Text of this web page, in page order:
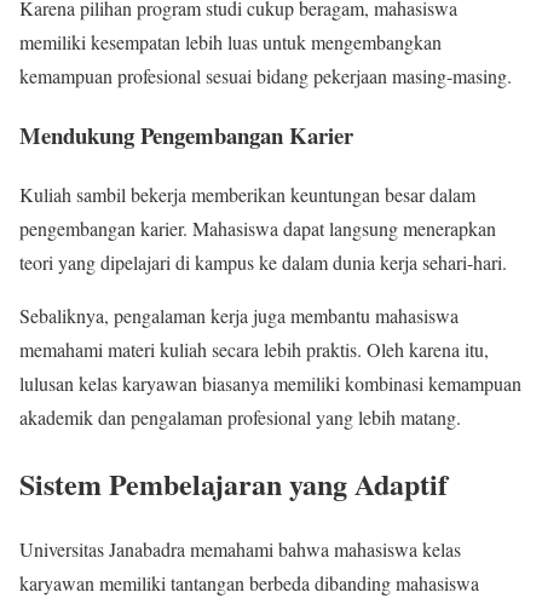
Karena pilihan program studi cukup beragam, mahasiswa
memiliki kesempatan lebih luas untuk mengembangkan
kemampuan profesional sesuai bidang pekerjaan masing-masing.
Mendukung Pengembangan Karier
Kuliah sambil bekerja memberikan keuntungan besar dalam
pengembangan karier. Mahasiswa dapat langsung menerapkan
teori yang dipelajari di kampus ke dalam dunia kerja sehari-hari.
Sebaliknya, pengalaman kerja juga membantu mahasiswa
memahami materi kuliah secara lebih praktis. Oleh karena itu,
lulusan kelas karyawan biasanya memiliki kombinasi kemampuan
akademik dan pengalaman profesional yang lebih matang.
Sistem Pembelajaran yang Adaptif
Universitas Janabadra memahami bahwa mahasiswa kelas
karyawan memiliki tantangan berbeda dibanding mahasiswa